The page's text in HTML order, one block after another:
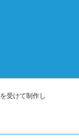
を受けて制作し